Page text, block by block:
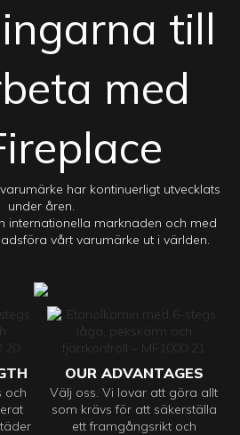
till
med
har kontinuerligt utvecklats
under åren.
internationella marknaden och med
vårt varumärke ut i världen.
och
OUR ADVANTAGES
Välj oss. Vi lovar att göra allt
som krävs för att säkerställa
ett framgångsrikt och